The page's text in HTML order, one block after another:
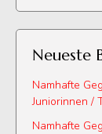
Neueste
Namhafte
Juniorinnen /
Namhafte